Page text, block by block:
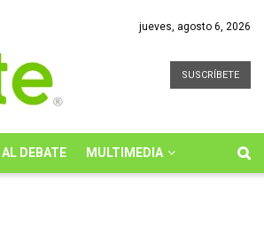
jueves, agosto 6, 2026
SUSCRÍBETE
DEBATE MULTIMEDIA